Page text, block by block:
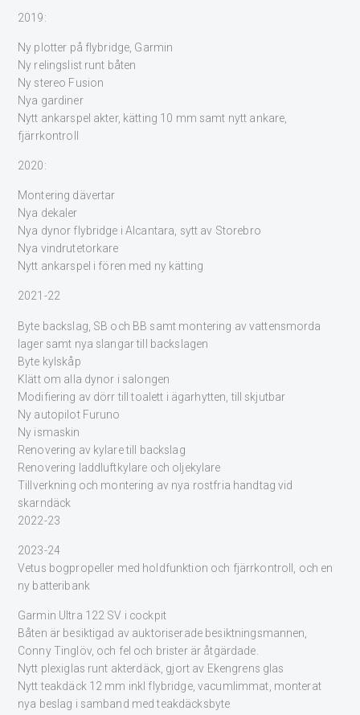
2019:
Ny plotter på flybridge, Garmin
Ny relingslist runt båten
Ny stereo Fusion
Nya gardiner
Nytt ankarspel akter, kätting 10 mm samt nytt ankare,
fjärrkontroll
2020:
Montering dävertar
Nya dekaler
Nya dynor flybridge i Alcantara, sytt av Storebro
Nya vindrutetorkare
Nytt ankarspel i fören med ny kätting
2021-22
Byte backslag, SB och BB samt montering av vattensmorda
lager samt nya slangar till backslagen
Byte kylskåp
Klätt om alla dynor i salongen
Modifiering av dörr till toalett i ägarhytten, till skjutbar
Ny autopilot Furuno
Ny ismaskin
Renovering av kylare till backslag
Renovering laddluftkylare och oljekylare
Tillverkning och montering av nya rostfria handtag vid
skarndäck
2022-23
2023-24
Vetus bogpropeller med holdfunktion och fjärrkontroll, och en
ny batteribank
Garmin Ultra 122 SV i cockpit
Båten är besiktigad av auktoriserade besiktningsmannen,
Conny Tinglöv, och fel och brister är åtgärdade.
Nytt plexiglas runt akterdäck, gjort av Ekengrens glas
Nytt teakdäck 12 mm inkl flybridge, vacumlimmat, monterat
nya beslag i samband med teakdäcksbyte